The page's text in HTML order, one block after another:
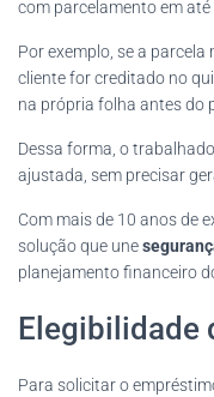
com parcelamento em
Por exemplo, se a
cliente for creditado no
na própria folha antes do
Dessa forma, o
ajustada, sem precisar
Com mais de 10 anos de
solução que une
planejamento financeiro
Elegibilidade
Para solicitar o